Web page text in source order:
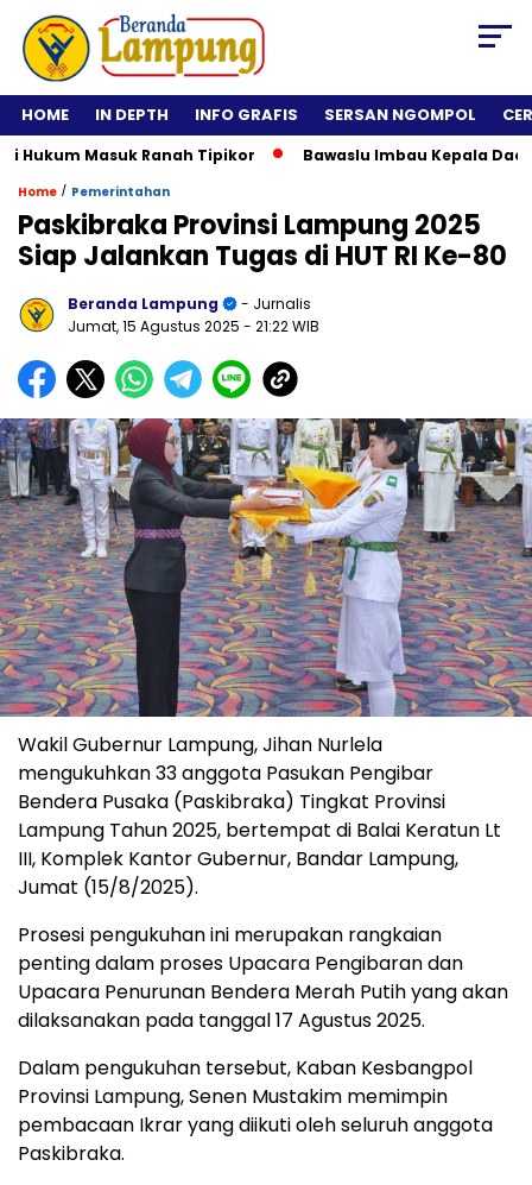
HOME IN DEPTH INFO GRAFIS SERSAN NGOMPOL
Masuk Ranah Tipikor Bawaslu Imbau Kepala Daerah
Home / Pemerintahan
Paskibraka Provinsi Lampung 2025
Siap Jalankan Tugas di HUT RI Ke-80
Beranda Lampung
- Jurnalis
Jumat, 15 Agustus 2025 - 21:22 WIB
Wakil Gubernur Lampung, Jihan Nurlela
mengukuhkan 33 anggota Pasukan Pengibar
Bendera Pusaka (Paskibraka) Tingkat Provinsi
Lampung Tahun 2025, bertempat di Balai Keratun Lt
III, Komplek Kantor Gubernur, Bandar Lampung,
Jumat (15/8/2025).
Prosesi pengukuhan ini merupakan rangkaian
penting dalam proses Upacara Pengibaran dan
Upacara Penurunan Bendera Merah Putih yang akan
dilaksanakan pada tanggal 17 Agustus 2025.
Dalam pengukuhan tersebut, Kaban Kesbangpol
Provinsi Lampung, Senen Mustakim memimpin
pembacaan Ikrar yang diikuti oleh seluruh anggota
Paskibraka.